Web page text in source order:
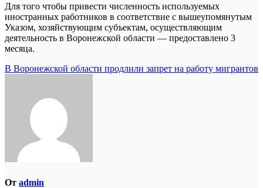
Для того чтобы привести численность используемых
иностранных работников в соответствие с вышеупомянутым
Указом, хозяйствующим субъектам, осуществляющим
деятельность в Воронежской области — предоставлено 3
месяца.
Навигация
записям
В Воронежской области продлили запрет на работу мигрантов
От admin